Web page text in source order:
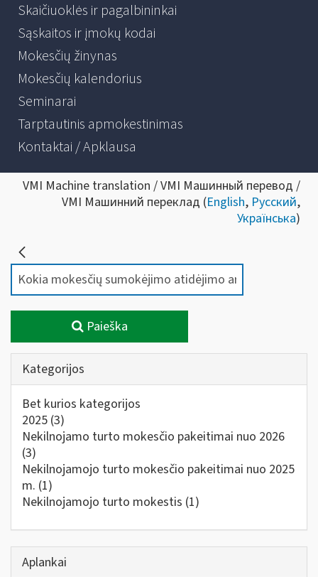
Skaičiuoklės ir pagalbininkai
Sąskaitos ir įmokų kodai
Mokesčių žinynas
Mokesčių kalendorius
Seminarai
Tarptautinis apmokestinimas
Kontaktai / Apklausa
VMI Machine translation / VMI Машинный перевод /
VMI Машинний переклад (English, Русский,
Українська)
Paieška
Kategorijos
Bet kurios kategorijos
2025 (3)
Nekilnojamo turto mokesčio pakeitimai nuo 2026
(3)
Nekilnojamojo turto mokesčio pakeitimai nuo 2025
m. (1)
Nekilnojamojo turto mokestis (1)
Aplankai